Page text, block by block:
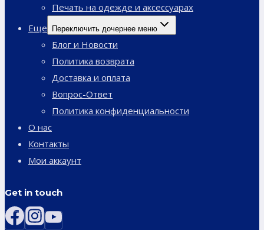
Печать на одежде и аксессуарах
Еще
Переключить дочернее меню
Блог и Новости
Политика возврата
Доставка и оплата
Вопрос-Ответ
Политика конфиденциальности
О нас
Контакты
Мои аккаунт
Get in touch